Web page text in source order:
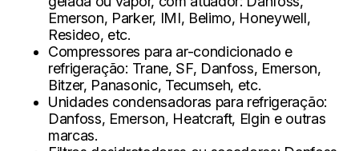
Emerson, Parker, IMI, Belimo, Honeywell,
Resideo, etc.
Compressores para ar-condicionado e
refrigeração: Trane, SF, Danfoss, Emerson,
Bitzer, Panasonic, Tecumseh, etc.
Unidades condensadoras para refrigeração:
Danfoss, Emerson, Heatcraft, Elgin e outras
marcas.